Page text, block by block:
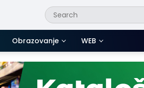
Obrazovanje WEB